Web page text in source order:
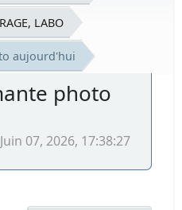
LABO
aujourd'hui
photo
07, 2026, 17:38:27